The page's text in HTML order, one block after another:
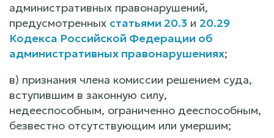
административных правонарушений,
предусмотренных статьями 20.3 и 20.29
Кодекса Российской Федерации об
административных правонарушениях;
в) признания члена комиссии решением суда,
вступившим в законную силу,
недееспособным, ограниченно дееспособным,
безвестно отсутствующим или умершим;